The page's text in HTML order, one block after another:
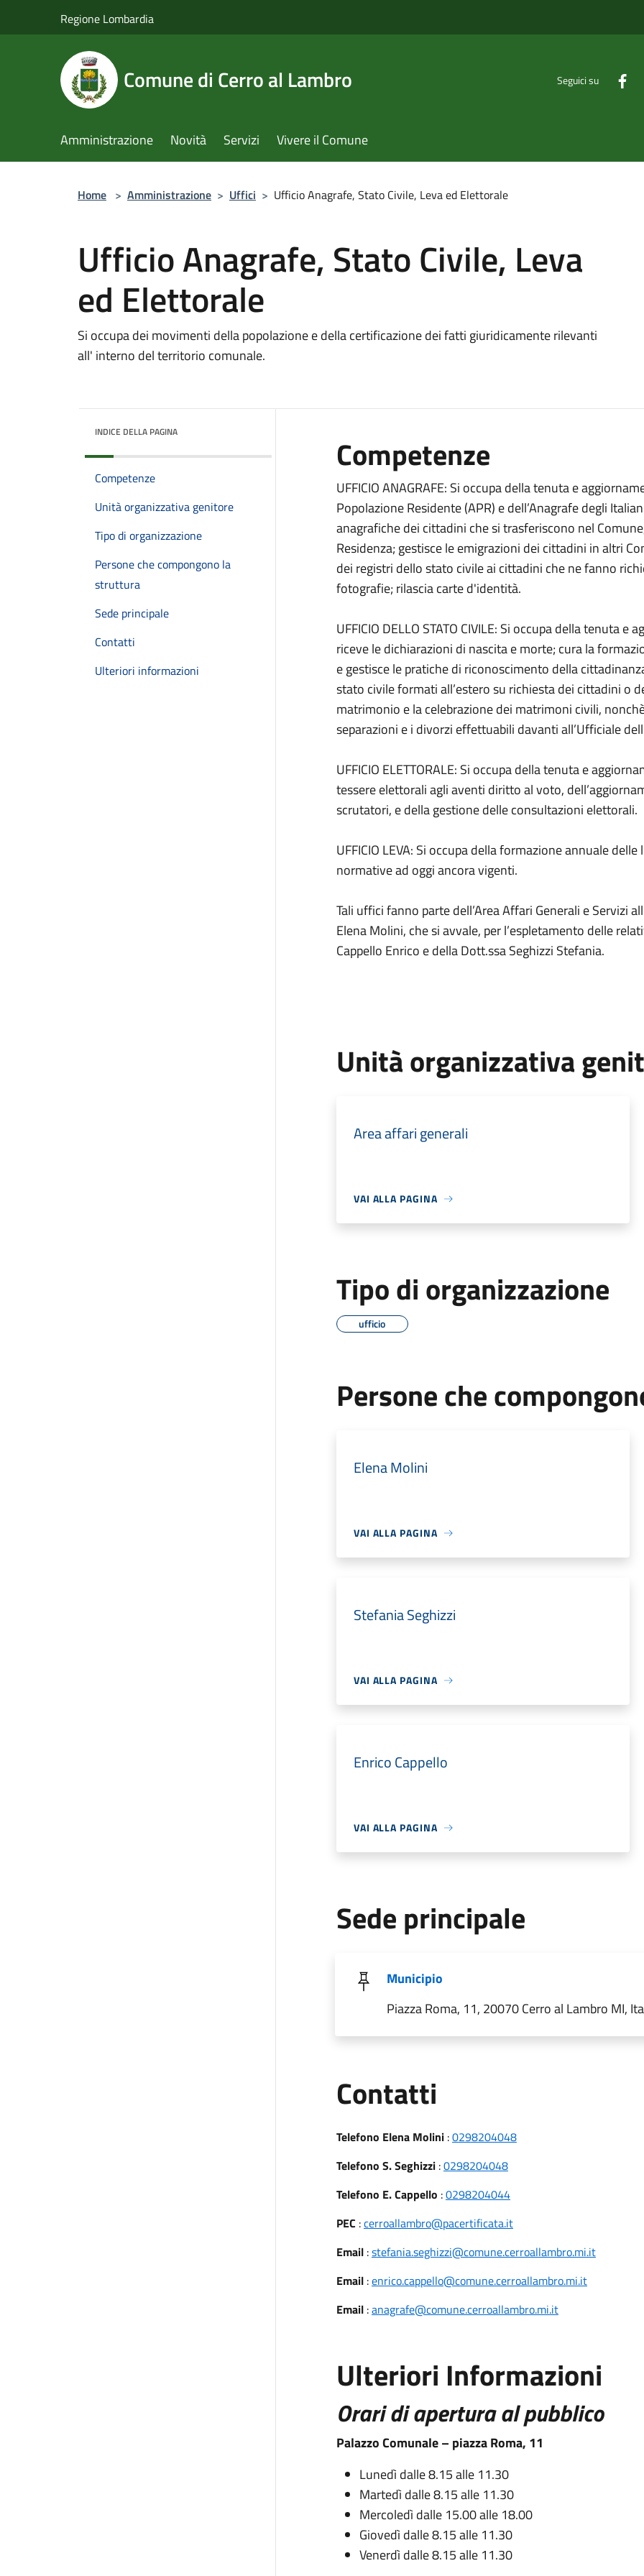
Regione Lombardia
Comune di Cerro al Lambro Seguici su
Amministrazione Novità Servizi Vivere il Comune
Home > Amministrazione > Uffici > Ufficio Anagrafe, Stato Civile, Leva ed Elettorale
Ufficio Anagrafe, Stato Civile, Leva
ed Elettorale
Si occupa dei movimenti della popolazione e della certificazione dei fatti giuridicamente rilevanti
all' interno del territorio comunale.
INDICE DELLA PAGINA
Competenze
Unità organizzativa genitore
Tipo di organizzazione
Persone che compongono la
struttura
Sede principale
Contatti
Ulteriori informazioni
Competenze
UFFICIO ANAGRAFE: Si occupa della tenuta e
Popolazione Residente (APR) e dell’Anagrafe degli
anagrafiche dei cittadini che si trasferiscono nel
Residenza; gestisce le emigrazioni dei cittadini in altri
dei registri dello stato civile ai cittadini che ne fanno
fotografie; rilascia carte d'identità.
UFFICIO DELLO STATO CIVILE: Si occupa della tenuta e
riceve le dichiarazioni di nascita e morte; cura la
e gestisce le pratiche di riconoscimento della
stato civile formati all’estero su richiesta dei cittadini o
matrimonio e la celebrazione dei matrimoni civili,
separazioni e i divorzi effettuabili davanti all’Ufficiale
UFFICIO ELETTORALE: Si occupa della tenuta e
tessere elettorali agli aventi diritto al voto,
scrutatori, e della gestione delle consultazioni elettorali.
UFFICIO LEVA: Si occupa della formazione annuale
normative ad oggi ancora vigenti.
Tali uffici fanno parte dell’Area Affari Generali e Servizi
Elena Molini, che si avvale, per l’espletamento delle
Cappello Enrico e della Dott.ssa Seghizzi Stefania.
Unità organizzativa
Area affari generali
VAI ALLA PAGINA
Tipo di organizzazione
ufficio
Persone che
Elena Molini
VAI ALLA PAGINA
Stefania Seghizzi
VAI ALLA PAGINA
Enrico Cappello
VAI ALLA PAGINA
Sede principale
Municipio
Piazza Roma, 11, 20070 Cerro al Lambro MI,
Contatti
Telefono Elena Molini:0298204048
Telefono S. Seghizzi:0298204048
Telefono E. Cappello :0298204044
PEC :cerroallambro@pacertificata.it
Email:stefania.seghizzi@comune.cerroallambro.mi.it
Email:enrico.cappello@comune.cerroallambro.mi.it
Email:anagrafe@comune.cerroallambro.mi.it
Ulteriori Informazioni
Orari di apertura al pubblico
Palazzo Comunale – piazza Roma, 11
Lunedì dalle 8.15 alle 11.30
Martedì dalle 8.15 alle 11.30
Mercoledì dalle 15.00 alle 18.00
Giovedì dalle 8.15 alle 11.30
Venerdì dalle 8.15 alle 11.30